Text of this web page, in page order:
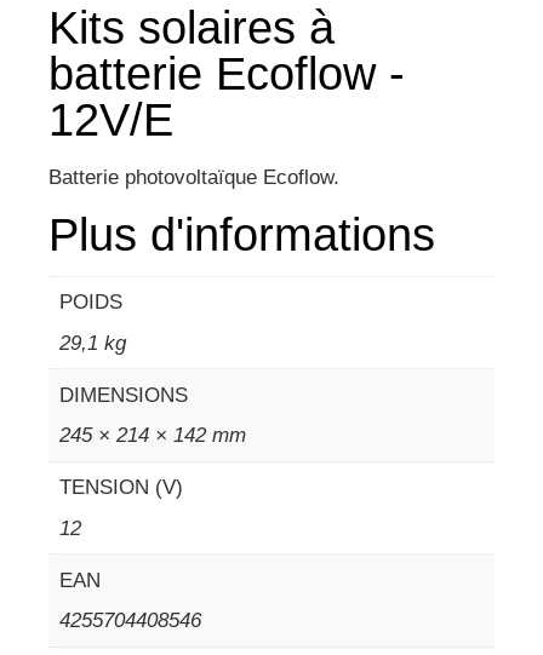
Kits solaires à
batterie Ecoflow -
12V/E
Batterie photovoltaïque Ecoflow.
Plus d'informations
POIDS
29,1 kg
DIMENSIONS
245 × 214 × 142 mm
TENSION (V)
12
EAN
4255704408546